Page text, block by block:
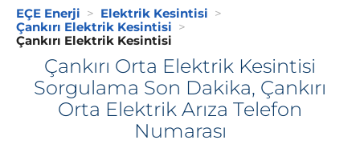
EÇE Enerji
Elektrik Kesintisi
Çankırı Elektrik Kesintisi
Çankırı Elektrik Kesintisi
Çankırı Orta Elektrik Kesintisi
Sorgulama Son Dakika, Çankırı
Orta Elektrik Arıza Telefon
Numarası